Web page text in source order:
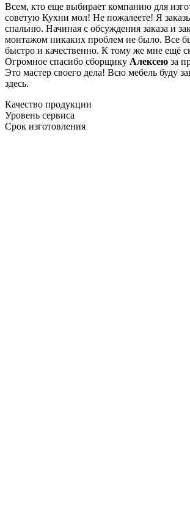
Всем, кто еще выбирает компанию для
советую Кухни мол! Не пожалеете! Я
спальню. Начиная с обсуждения заказа и
монтажом никаких проблем не было. Все
быстро и качественно. К тому же мне ещё
Огромное спасибо сборщику Алексею за
Это мастер своего дела! Всю мебель буду
здесь.
Качество продукции
Уровень сервиса
Срок изготовления